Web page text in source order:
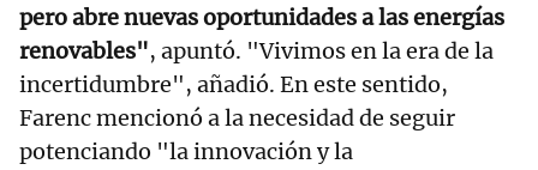
pero abre nuevas oportunidades a las energías
renovables", apuntó. "Vivimos en la era de la
incertidumbre", añadió. En este sentido,
Farenc mencionó a la necesidad de seguir
potenciando "la innovación y la